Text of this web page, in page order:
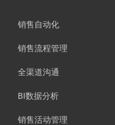
销售自动化
销售流程管理
全渠道沟通
BI数据分析
销售活动管理